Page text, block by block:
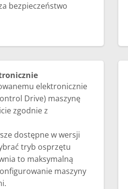
bezpieczeństwo
elektronicznie
Drive) maszynę
zgodnie z
dostępne w wersji
tryb osprzętu
to maksymalną
maszyny